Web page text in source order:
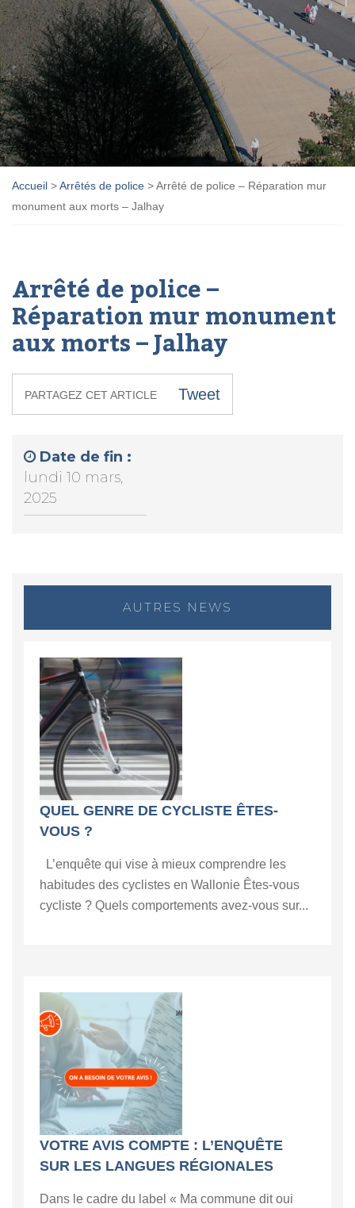
Accueil >Arrêtés de police >Arrêté de police – Réparation mur
monument aux morts – Jalhay
Arrêté de police –
Réparation mur monument
aux morts – Jalhay
PARTAGEZ CET ARTICLE Tweet
Date de fin :
lundi 10 mars,
2025
AUTRES NEWS
QUEL GENRE DE CYCLISTE ÊTES-
VOUS ?
L’enquête qui vise à mieux comprendre les
habitudes des cyclistes en Wallonie Êtes-vous
cycliste ? Quels comportements avez-vous sur...
VOTRE AVIS COMPTE : L’ENQUÊTE
SUR LES LANGUES RÉGIONALES
Dans le cadre du label « Ma commune dit oui